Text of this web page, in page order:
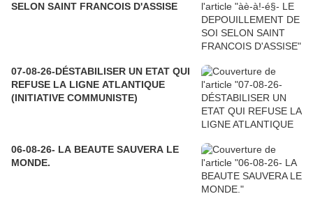
SELON SAINT FRANCOIS D'ASSISE
07-08-26-DÉSTABILISER UN ETAT QUI
REFUSE LA LIGNE ATLANTIQUE
(INITIATIVE COMMUNISTE)
06-08-26- LA BEAUTE SAUVERA LE
MONDE.